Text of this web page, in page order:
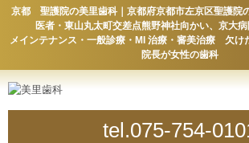
京都 聖護院の美里歯科｜京都府京都市左京区聖護院
医者・東山丸太町交差点熊野神社向かい、京大
メインテナンス・一般診療・MI 治療・審美治療 欠け
院長が女性の歯科
tel.075-754-